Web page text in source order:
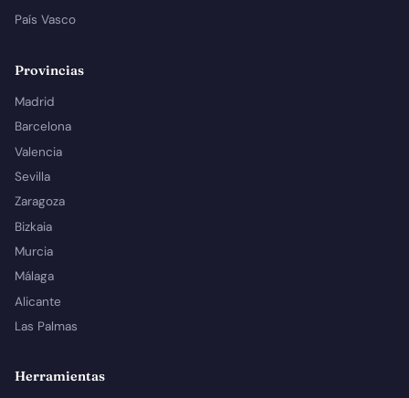
País Vasco
Provincias
Madrid
Barcelona
Valencia
Sevilla
Zaragoza
Bizkaia
Murcia
Málaga
Alicante
Las Palmas
Herramientas